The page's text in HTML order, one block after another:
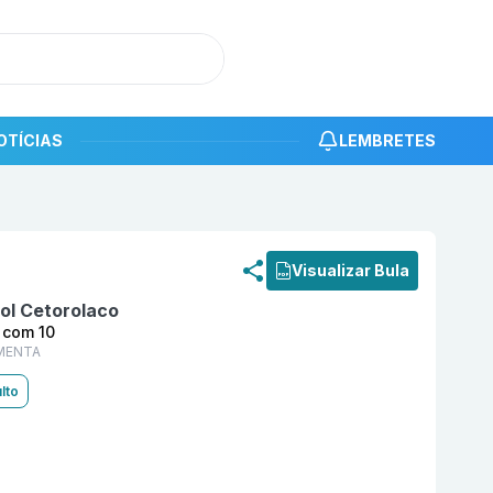
LEMBRETES
Visualizar Bula
Cetorolaco
10